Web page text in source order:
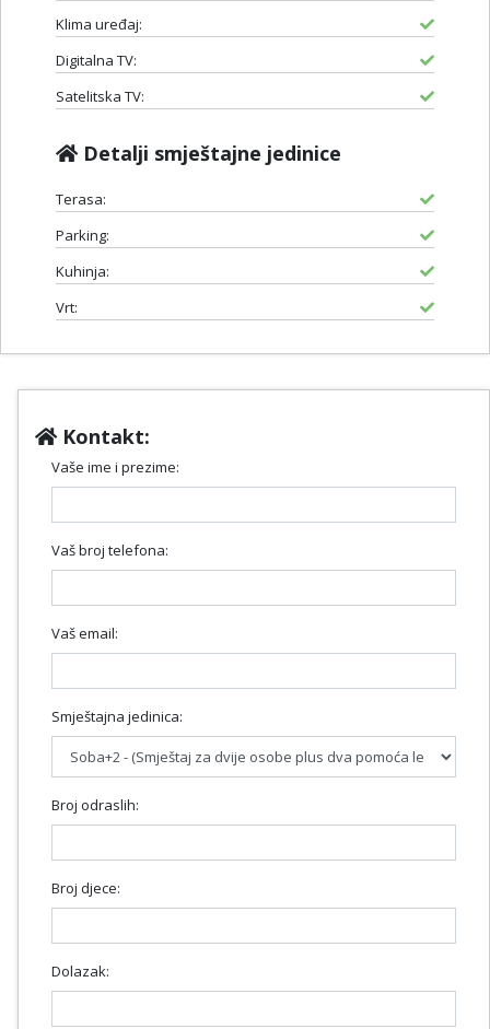
Klima uređaj:
Digitalna TV:
Satelitska TV:
Detalji smještajne jedinice
Terasa:
Parking:
Kuhinja:
Vrt:
Kontakt:
Vaše ime i prezime:
Vaš broj telefona:
Vaš email:
Smještajna jedinica:
Broj odraslih:
Broj djece:
Dolazak: